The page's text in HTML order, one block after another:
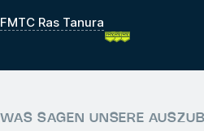
FMTC Ras Tanura
WAS SAGEN UNSERE